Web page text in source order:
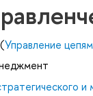
Управление